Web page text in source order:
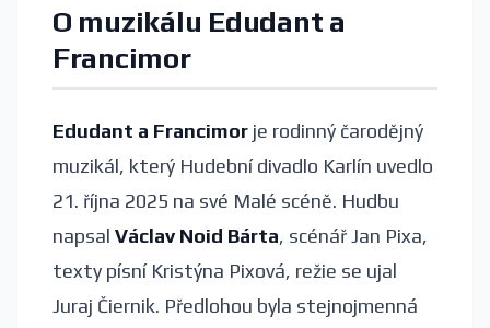
O muzikálu Edudant a
Francimor
Edudant a Francimor je rodinný čarodějný
muzikál, který Hudební divadlo Karlín uvedlo
21. října 2025 na své Malé scéně. Hudbu
napsal Václav Noid Bárta, scénář Jan Pixa,
texty písní Kristýna Pixová, režie se ujal
Juraj Čiernik. Předlohou byla stejnojmenná